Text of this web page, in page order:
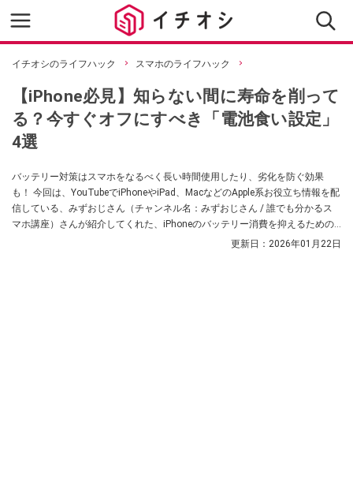
イチオシのライフハック スマホのライフハック
【iPhone必見】知らない間に寿命を削って
る？今すぐオフにすべき「電池食い設定」
4選
バッテリー対策はスマホをなるべく長い時間使用したり、劣化を防ぐ効果
も！ 今回は、YouTubeでiPhoneやiPad、MacなどのApple系お役立ち情報を配
信している、みずおじさん（チャンネル名：みずおじさん / 誰でも分かるス
マホ講座）さんが紹介してくれた、iPhoneのバッテリー消費を抑えるための
最新設定の中から、4選をピックアップ。iPhone 17シリーズや最新OSを使い
更新日： 2026年01月22日